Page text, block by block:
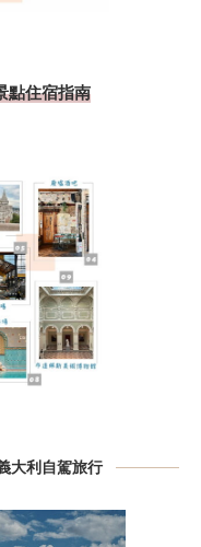
點住宿指南
大利自駕旅行